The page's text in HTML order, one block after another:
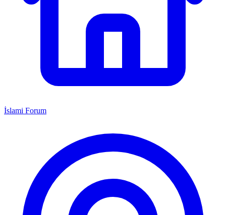
İslami Forum